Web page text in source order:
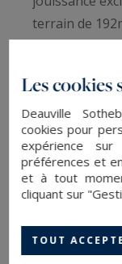
terrain de
s’ajouter un
habitable
Dès l’entrée
découvrir une
atypique
réception du
subjugués par
dégage des
Les
Deauville
cookies pour
expérience
préférences et
et à tout
cliquant sur
TOUT